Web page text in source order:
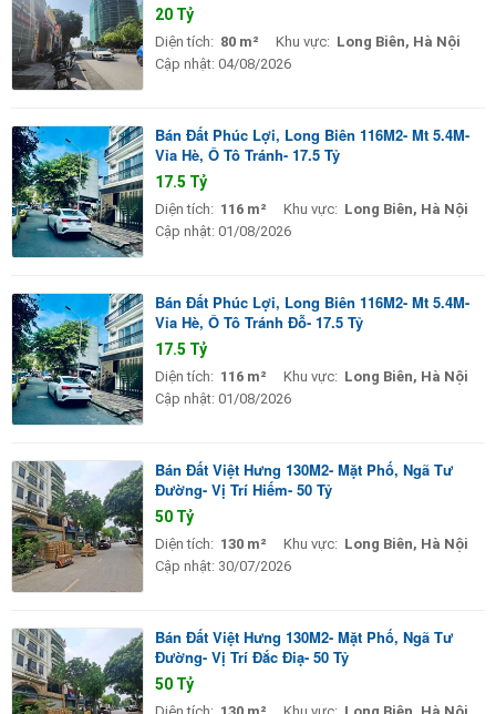
20 Tỷ
Diện tích: 80 m² Khu vực: Long Biên, Hà Nội
Cập nhật: 04/08/2026
Bán Đất Phúc Lợi, Long Biên 116M2- Mt 5.4M-
Vỉa Hè, Ô Tô Tránh- 17.5 Tỷ
17.5 Tỷ
Diện tích: 116 m² Khu vực: Long Biên, Hà Nội
Cập nhật: 01/08/2026
Bán Đất Phúc Lợi, Long Biên 116M2- Mt 5.4M-
Vỉa Hè, Ô Tô Tránh Đỗ- 17.5 Tỷ
17.5 Tỷ
Diện tích: 116 m² Khu vực: Long Biên, Hà Nội
Cập nhật: 01/08/2026
Bán Đất Việt Hưng 130M2- Mặt Phố, Ngã Tư
Đường- Vị Trí Hiếm- 50 Tỷ
50 Tỷ
Diện tích: 130 m² Khu vực: Long Biên, Hà Nội
Cập nhật: 30/07/2026
Bán Đất Việt Hưng 130M2- Mặt Phố, Ngã Tư
Đường- Vị Trí Đắc Điạ- 50 Tỷ
50 Tỷ